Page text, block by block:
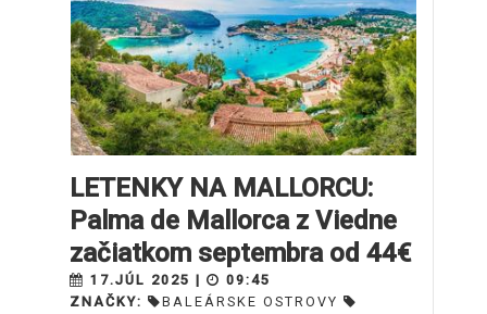
LETENKY NA MALLORCU:
Palma de Mallorca z Viedne
začiatkom septembra od 44€
17.JÚL 2025 |
09:45
ZNAČKY:
BALEÁRSKE OSTROVY